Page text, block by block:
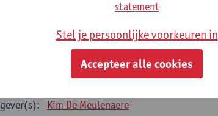
1E SEM
Kim De Meulenaere Ive Marx
resource management
Kim De Meulenaere
statement
Stel je persoonlijke voorkeuren in
Accepteer alle cookies